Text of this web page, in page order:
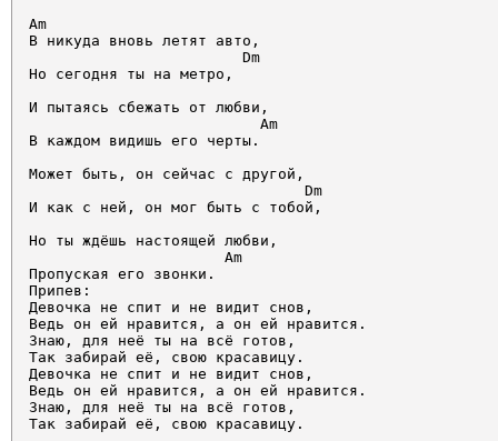
Am
В никуда вновь летят авто,
                        Dm
Но сегодня ты на метро,
И пытаясь сбежать от любви,
                          Am
В каждом видишь его черты.
Может быть, он сейчас с другой,
                               Dm
И как с ней, он мог быть с тобой,
Но ты ждёшь настоящей любви,
                      Am
Пропуская его звонки.
Припев:
Девочка не спит и не видит снов,
Ведь он ей нравится, а он ей нравится.
Знаю, для неё ты на всё готов,
Так забирай её, свою красавицу.
Девочка не спит и не видит снов,
Ведь он ей нравится, а он ей нравится.
Знаю, для неё ты на всё готов,
Так забирай её, свою красавицу.